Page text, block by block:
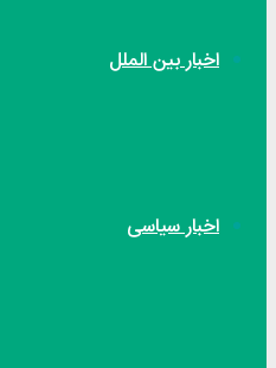
اخبار بین الملل
اخبار سیاسی